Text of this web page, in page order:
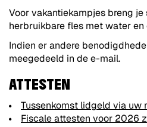
Voor vakantiekampjes breng
herbruikbare fles met water
Indien er andere
meegedeeld in de e-mail.
ATTESTEN
Tussenkomst lidgeld via uw
Fiscale attesten voor 2026